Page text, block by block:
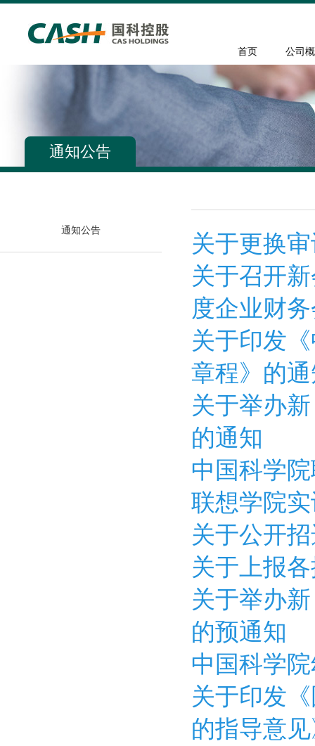
首页 公司
通知公告
通知公告
关于更换
关于召开
度企业财
关于印发
章程》的
关于举办
的通知
中国科学
联想学院
关于公开
关于上报
关于举办
的预通知
中国科学
关于印发
的指导意